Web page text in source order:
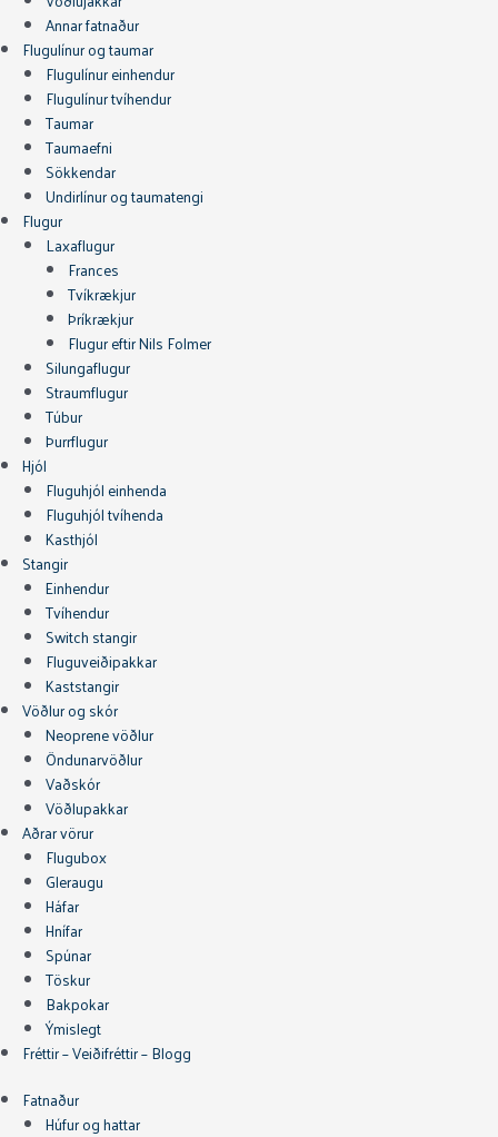
Annar fatnaður
Flugulínur og taumar
Flugulínur einhendur
Flugulínur tvíhendur
Taumar
Taumaefni
Sökkendar
Undirlínur og taumatengi
Flugur
Laxaflugur
Frances
Tvíkrækjur
Þríkrækjur
Flugur eftir Nils Folmer
Silungaflugur
Straumflugur
Túbur
Þurrflugur
Hjól
Fluguhjól einhenda
Fluguhjól tvíhenda
Kasthjól
Stangir
Einhendur
Tvíhendur
Switch stangir
Fluguveiðipakkar
Kaststangir
Vöðlur og skór
Neoprene vöðlur
Öndunarvöðlur
Vaðskór
Vöðlupakkar
Aðrar vörur
Flugubox
Gleraugu
Háfar
Hnífar
Spúnar
Töskur
Bakpokar
Ýmislegt
Fréttir – Veiðifréttir – Blogg
Fatnaður
Húfur og hattar